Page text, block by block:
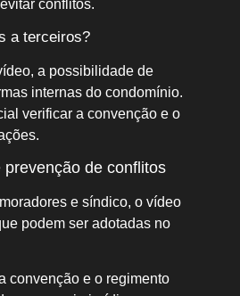
conflitos.
a terceiros?
a possibilidade de
internas do condomínio.
verificar a convenção e o
de conflitos
e síndico, o vídeo
podem ser adotadas no
convenção e o regimento